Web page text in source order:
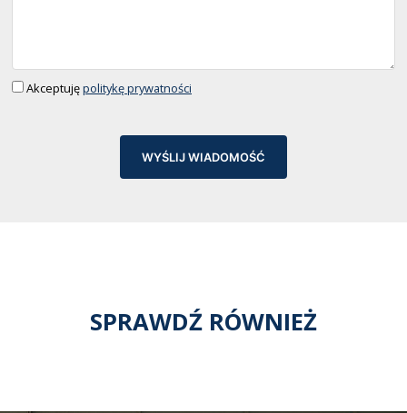
Akceptujępolitykę prywatności
WYŚLIJ WIADOMOŚĆ
SPRAWDŹ RÓWNIEŻ